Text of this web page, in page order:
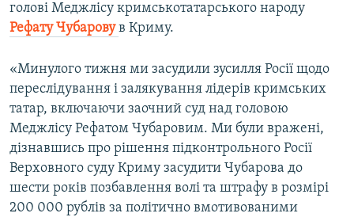
Усі сайти RFE/RL
голові Меджлісу кримськотатарського народу
Рефату Чубарову в Криму.
«Минулого тижня ми засудили зусилля Росії щодо
переслідування і залякування лідерів кримських
татар, включаючи заочний суд над головою
Меджлісу Рефатом Чубаровим. Ми були вражені,
дізнавшись про рішення підконтрольного Росії
Верховного суду Криму засудити Чубарова до
шести років позбавлення волі та штрафу в розмірі
200 000 рублів за політично вмотивованими